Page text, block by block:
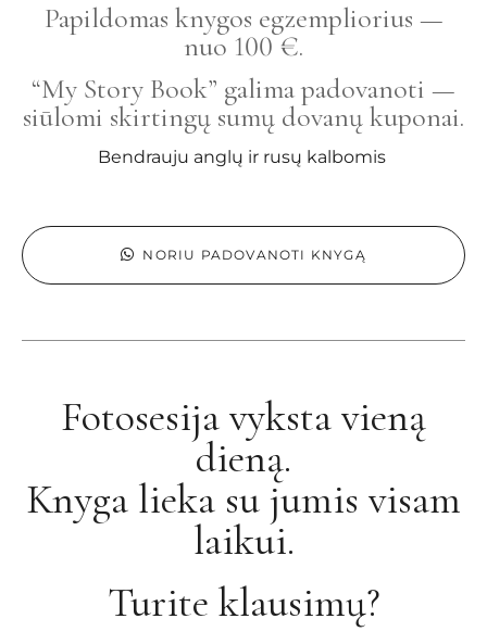
Papildomas knygos egzempliorius —
nuo 100 €.
“My Story Book” galima padovanoti —
siūlomi skirtingų sumų dovanų kuponai.
Bendrauju anglų ir rusų kalbomis
NORIU PADOVANOTI KNYGĄ
Fotosesija vyksta vieną
dieną.
Knyga lieka su jumis visam
laikui.
Turite klausimų?